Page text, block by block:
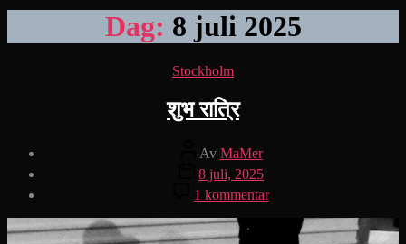
Dag: 8 juli 2025
Kategorier
Stockholm
शुभ रात्रि
Inläggsförfattare
Av MaMer
Inläggsdatum
8 juli, 2025
1 kommentartill
शुभ